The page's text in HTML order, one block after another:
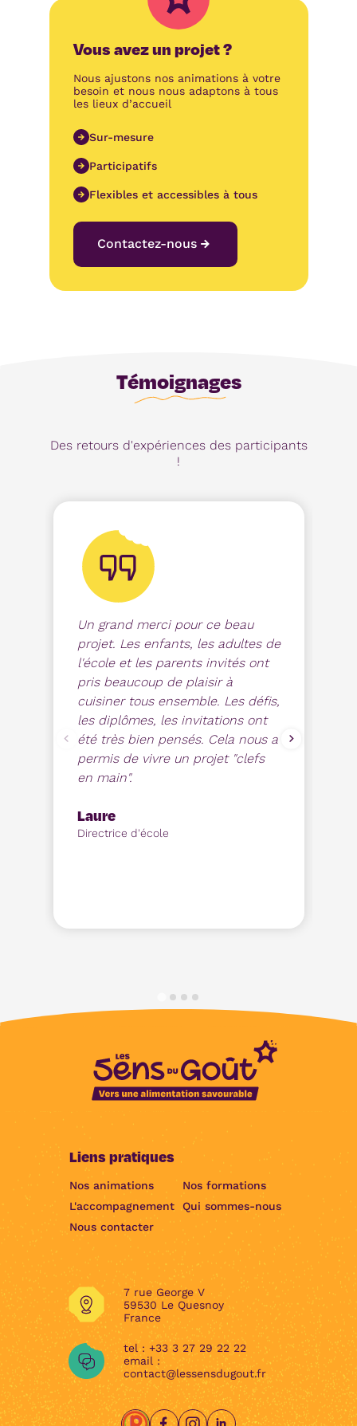
Vous avez un projet ?
Nous ajustons nos animations à votre
besoin et nous nous adaptons à tous
les lieux d’accueil
Sur-mesure
Participatifs
Flexibles et accessibles à tous
Contactez-nous
Témoignages
Des retours d'expériences des participants
!
Un grand merci pour ce beau
projet. Les enfants, les adultes de
l'école et les parents invités ont
pris beaucoup de plaisir à
cuisiner tous ensemble. Les défis,
les diplômes, les invitations ont
été très bien pensés. Cela nous a
permis de vivre un projet "clefs
en main".
Laure
Directrice d'école
Liens pratiques
Nos animations
Nos formations
L'accompagnement
Qui sommes-nous
Nous contacter
7 rue George V
59530 Le Quesnoy
France
tel : +33 3 27 29 22 22
email :
contact@lessensdugout.fr